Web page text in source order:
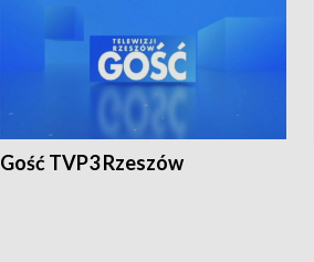
Gość TVP3 Rzeszów